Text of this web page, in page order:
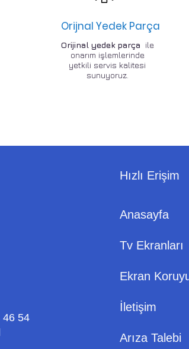
Orijnal Yedek Parça
Orijinal yedek parça ile
onarım işlemlerinde
yetkili servis kalitesi
sunuyoruz.
46 54
Hızlı Erişim
Anasayfa
Tv Ekranları
Ekran
İletişim
Arıza Talebi